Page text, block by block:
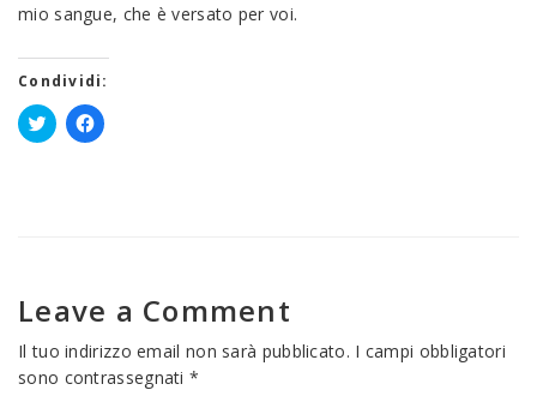
mio sangue, che è versato per voi.
Condividi:
Fai
nuova
finestra)
Fai
finestra)
Leave a Comment
Il tuo indirizzo email non sarà pubblicato. I campi obbligatori
sono contrassegnati*